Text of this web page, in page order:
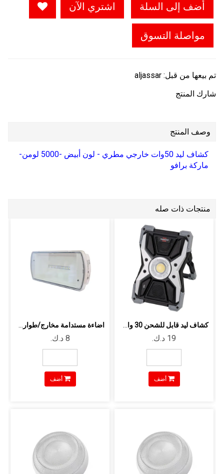
أضف إلى السلة اشتري الآن
مواصلة التسوق
تم بيعها من قبل: aljassar
شارك المنتج
وصف المنتج
كشاف ليد 50وات خارجي مطري - لون أبيض -5000 لومن-
ماركة برافو
منتجات ذات صله
أضف أضف